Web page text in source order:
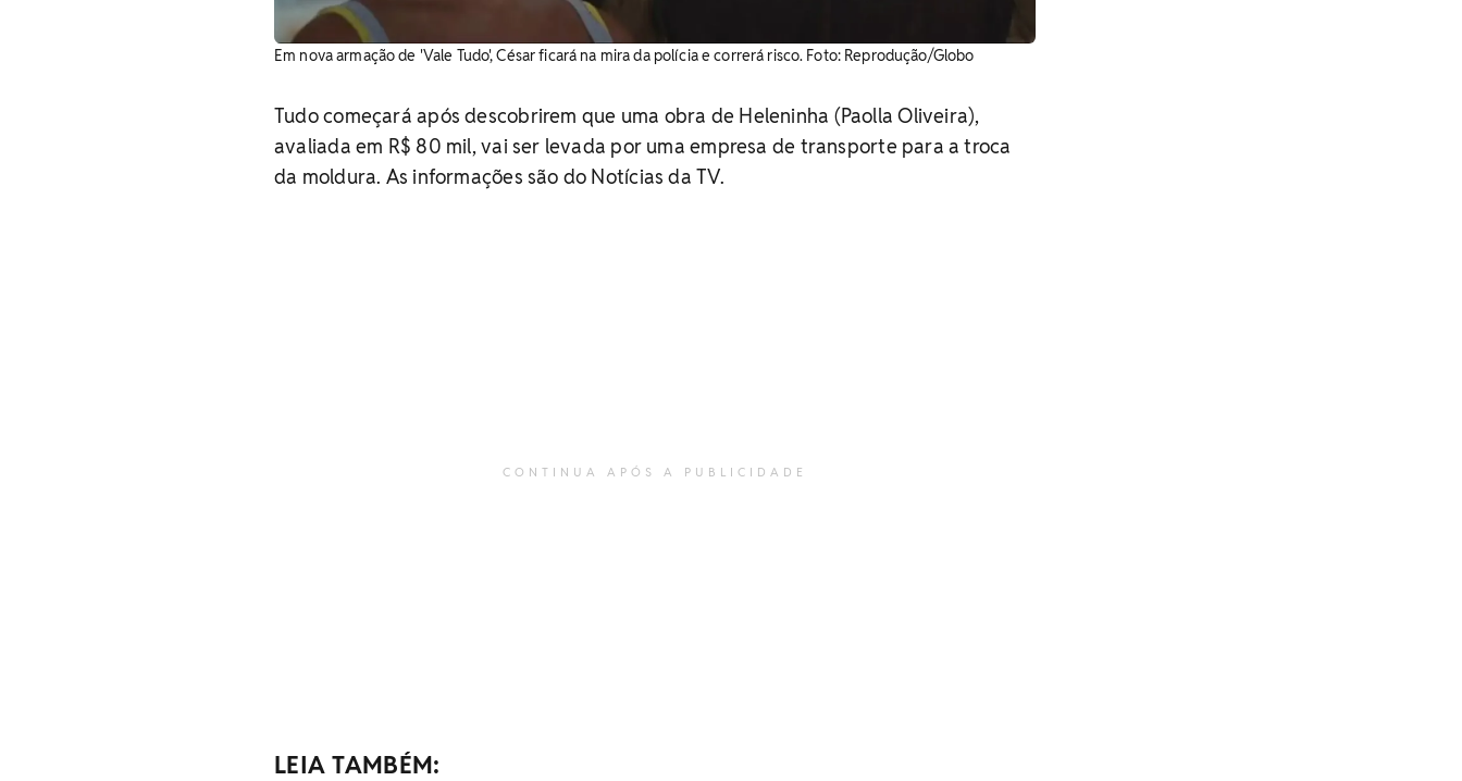
Em nova armação de 'Vale Tudo', César ficará na mira da polícia e correrá risco. Foto: Reprodução/Globo
Tudo começará após descobrirem que uma obra de Heleninha (Paolla Oliveira),
avaliada em R$ 80 mil, vai ser levada por uma empresa de transporte para a troca
da moldura. As informações são do Notícias da TV.
CONTINUA APÓS A PUBLICIDADE
LEIA TAMBÉM: